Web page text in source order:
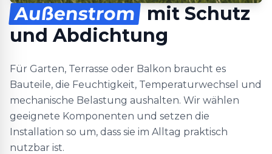
Außenstrom
mit Schutz
und Abdichtung
Für Garten, Terrasse oder Balkon braucht es
Bauteile, die Feuchtigkeit, Temperaturwechsel und
mechanische Belastung aushalten. Wir wählen
geeignete Komponenten und setzen die
Installation so um, dass sie im Alltag praktisch
nutzbar ist.